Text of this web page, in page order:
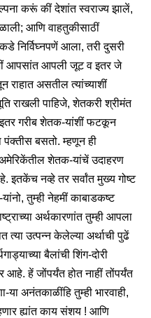
करूं कीं देशांत स्वराज्य झालें,
आणि वाहतुकीसाठीं
निर्विघ्नपणें आला, तरी दुसरी
आपसांत आपली जूट व इतर जे
राहात असतील त्यांच्याशीं
राखली पाहिजे, शेतकरी श्रीमंत
इतर गरीब शेतक-यांशीं फटकून
पंक्तीस बसतो. म्हणून ही
शेतक-यांचें उदाहरण
इतकेंच नव्हे तर सर्वांत मुख्य गोष्ट
तुम्ही नेहमीं काबाडकष्ट
अर्थकारणांत तुम्ही आपला
त्या उत्पन्न केलेल्या अर्थाची पुढें
बैलांची शिंग-दोरी
हें जोंपर्यंत होत नाहीं तोंपर्यंत
अनंतकाळींहि तुम्ही भारवाही,
ह्यांत काय संशय ! आणि